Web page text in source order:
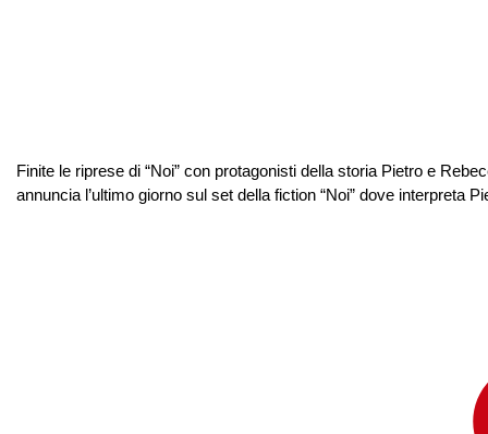
Finite le riprese di “Noi” con protagonisti della storia Pietro e
annuncia l’ultimo giorno sul set della fiction “Noi” dove interpreta